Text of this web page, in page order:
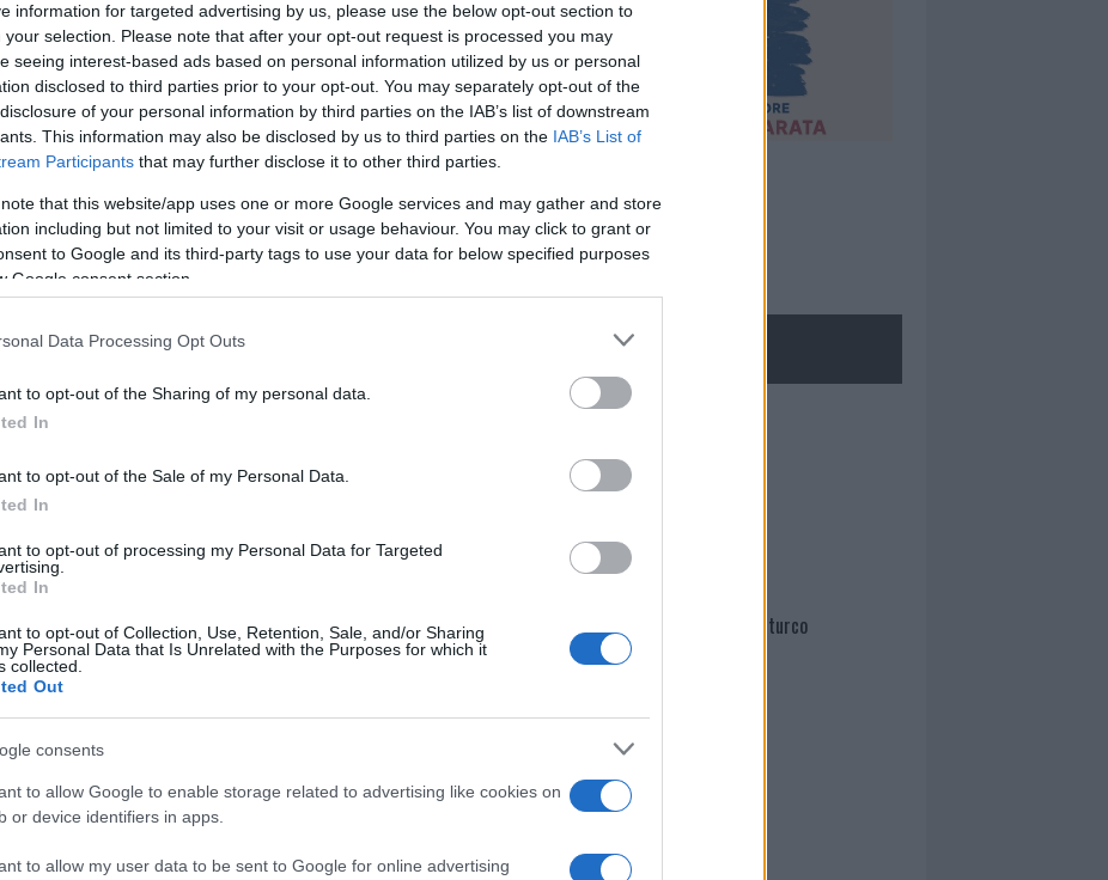
information for targeted advertising by us, please use the below opt-out section to
your selection. Please note that after your opt-out request is processed you may
seeing interest-based ads based on personal information utilized by us or personal
disclosed to third parties prior to your opt-out. You may separately opt-out of the
of your personal information by third parties on the IAB’s list of downstream
This information may also be disclosed by us to third parties on the IAB’s List of
Participants that may further disclose it to other third parties.
that this website/app uses one or more Google services and may gather and store
including but not limited to your visit or usage behaviour. You may click to grant or
to Google and its third-party tags to use your data for below specified purposes
Google consent section.
Data Processing Opt Outs
to opt-out of the Sharing of my personal data.
In
to opt-out of the Sale of my Personal Data.
In
to opt-out of processing my Personal Data for Targeted
In
to opt-out of Collection, Use, Retention, Sale, and/or Sharing
Personal Data that Is Unrelated with the Purposes for which it
collected.
Out
consents
to allow Google to enable storage related to advertising like cookies on
or device identifiers in apps.
to allow my user data to be sent to Google for online advertising
NECROLOGIE
Martina Agostina Diturco
I nostri cari